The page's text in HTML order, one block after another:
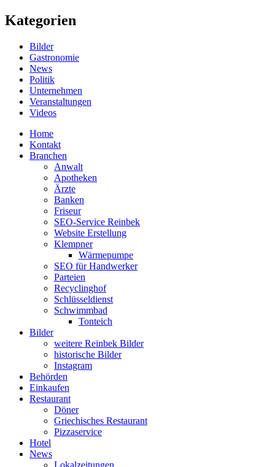
Kategorien
Bilder
Gastronomie
News
Politik
Unternehmen
Veranstaltungen
Videos
Home
Kontakt
Branchen
Anwalt
Apotheken
Ärzte
Banken
Friseur
SEO-Service Reinbek
Website Erstellung
Klempner
Wärmepumpe
SEO für Handwerker
Parteien
Recyclinghof
Schlüsseldienst
Schwimmbad
Tonteich
Bilder
weitere Reinbek Bilder
historische Bilder
Instagram
Behörden
Einkaufen
Restaurant
Döner
Griechisches Restaurant
Pizzaservice
Hotel
News
Lokalzeitungen